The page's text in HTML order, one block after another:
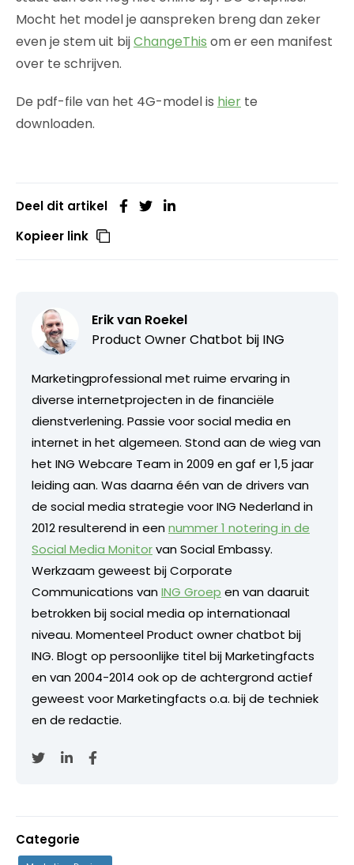
Mocht het model je aanspreken breng dan zeker
even je stem uit bijChangeThis om er een manifest
over te schrijven.
De pdf-file van het 4G-model is hier te
downloaden.
Deel dit artikel
Kopieer link
Erik van Roekel
Product Owner Chatbot bij ING
Marketingprofessional met ruime ervaring in
diverse internetprojecten in de financiële
dienstverlening. Passie voor social media en
internet in het algemeen. Stond aan de wieg van
het ING Webcare Team in 2009 en gaf er 1,5 jaar
leiding aan. Was daarna één van de drivers van
de social media strategie voor ING Nederland in
2012 resulterend in eennummer 1 notering in de
Social Media Monitorvan Social Embassy.
Werkzaam geweest bij Corporate
Communications vanING Groep en van daaruit
betrokken bij social media op internationaal
niveau. Momenteel Product owner chatbot bij
ING. Blogt op persoonlijke titel bij Marketingfacts
en van 2004-2014 ook op de achtergrond actief
geweest voor Marketingfacts o.a. bij de techniek
en de redactie.
Categorie